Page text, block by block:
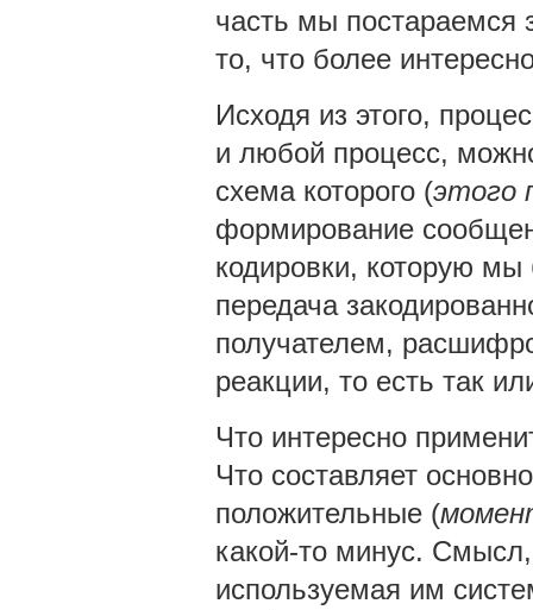
часть мы постараемся
то, что более
Исходя из этого,
и любой процесс,
схема которого (этого
формирование
кодировки, которую
передача
получателем,
реакции, то есть так
Что интересно
Что составляет
положительные (
какой-то минус.
используемая им